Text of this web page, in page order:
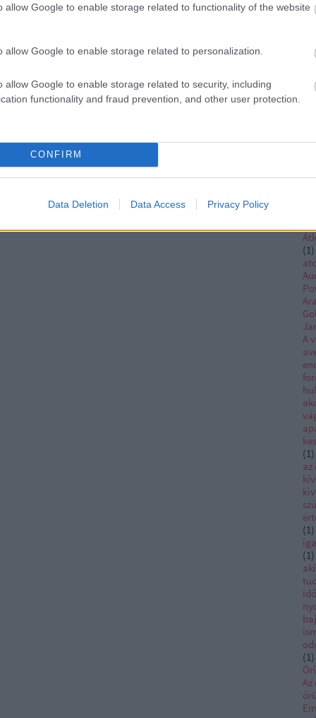
allow Google to enable storage related to functionality of the website
allow Google to enable storage related to personalization.
allow Google to enable storage related to security, including
functionality and fraud prevention, and other user protection.
CONFIRM
Data Deletion Data Access Privacy Policy
(1)
A
(1)
az
(1)
(1)
(1)